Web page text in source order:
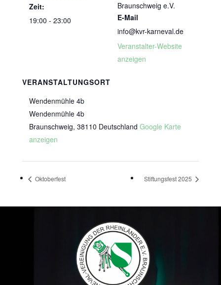
Zeit:
19:00 - 23:00
VERANSTALTUNGSORT
Wendenmühle 4b
Wendenmühle 4b
Braunschweig, 38110 Deutschland Google Karte
anzeigen
Braunschweig e.V.
E-Mail
info@kvr-karneval.de
Veranstalter-Website
anzeigen
Oktoberfest Stiftungsfest 2025